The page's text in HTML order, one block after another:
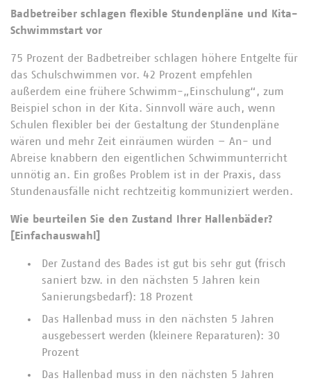
Badbetreiber schlagen flexible Stundenpläne und Kita-
Schwimmstart vor
75 Prozent der Badbetreiber schlagen höhere Entgelte für
das Schulschwimmen vor. 42 Prozent empfehlen
außerdem eine frühere Schwimm-„Einschulung“, zum
Beispiel schon in der Kita. Sinnvoll wäre auch, wenn
Schulen flexibler bei der Gestaltung der Stundenpläne
wären und mehr Zeit einräumen würden – An- und
Abreise knabbern den eigentlichen Schwimmunterricht
unnötig an. Ein großes Problem ist in der Praxis, dass
Stundenausfälle nicht rechtzeitig kommuniziert werden.
Wie beurteilen Sie den Zustand Ihrer Hallenbäder?
[Einfachauswahl]
Der Zustand des Bades ist gut bis sehr gut (frisch
saniert bzw. in den nächsten 5 Jahren kein
Sanierungsbedarf): 18 Prozent
Das Hallenbad muss in den nächsten 5 Jahren
ausgebessert werden (kleinere Reparaturen): 30
Prozent
Das Hallenbad muss in den nächsten 5 Jahren